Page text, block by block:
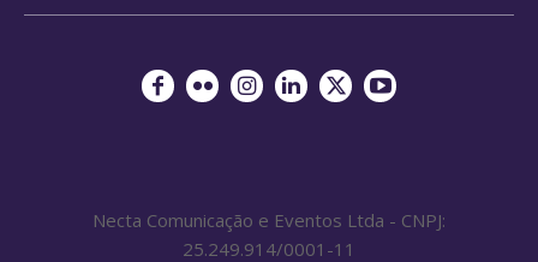
Necta Comunicação e Eventos Ltda - CNPJ:
25.249.914/0001-11